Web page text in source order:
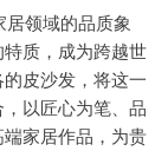
领域的品质象
质，成为跨越世
皮沙发，将这一
以匠心为笔、品
家居作品，为贵